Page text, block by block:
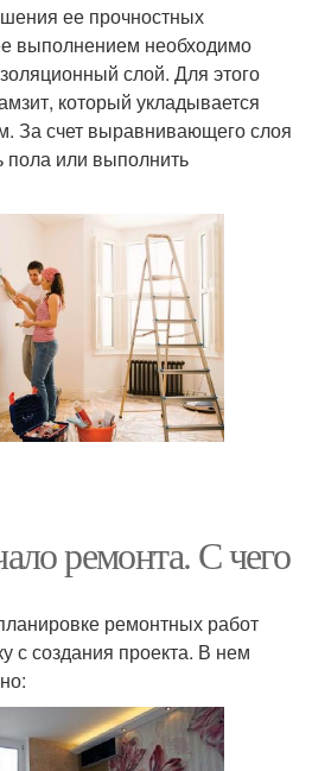
ее прочностных
выполнением необходимо
слой. Для этого
который укладывается
За счет выравнивающего слоя
пола или выполнить
ремонта. С чего
ремонтных работ
с создания проекта. В нем